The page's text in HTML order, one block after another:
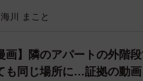
問
海川 まこと
画】隣のアパートの外階
も同じ場所に…証拠の動